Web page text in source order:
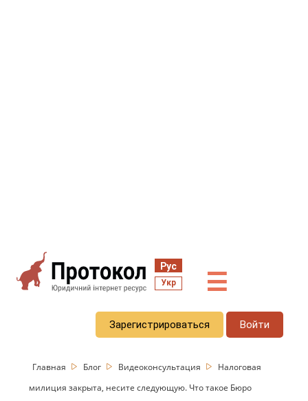
Рус
Укр ☰
Зарегистрироваться Войти
Главная Блог Видеоконсультация
Налоговая
милиция закрыта, несите следующую. Что такое Бюро